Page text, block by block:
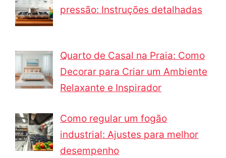
pressão: Instruções detalhadas
Quarto de Casal na Praia: Como
Decorar para Criar um Ambiente
Relaxante e Inspirador
Como regular um fogão
industrial: Ajustes para melhor
desempenho